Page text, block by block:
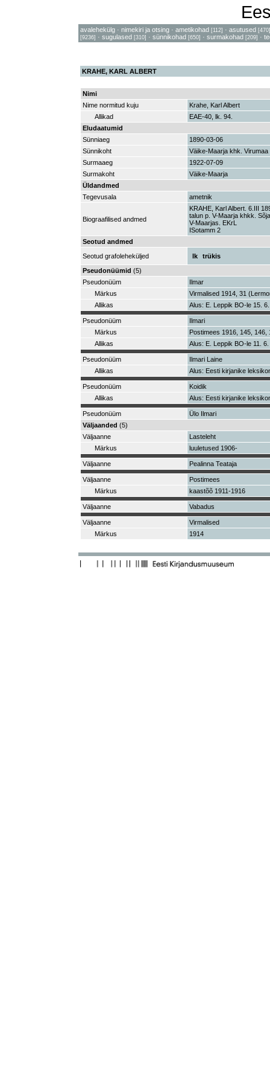
avalehekülg · nimekiri ja otsing · ametikohad [112] · asutused [470]
[9236] · sugulased [310] · sünnikohad [650] · surmakohad [209] ·
KRAHE, KARL ALBERT
Nimi
Nime normitud kuju
Krahe, Karl Albert
Allikad
EAE-40, lk. 94.
Eludaatumid
Sünniaeg
1890-03-06
Sünnikoht
Väike-Maarja khk. Virumaa
Surmaaeg
1922-07-09
Surmakoht
Väike-Maarja
Üldandmed
Tegevusala
ametnik
Biograafilised andmed
KRAHE, Karl Albert. 6.III
talun p. V-Maarja khkk.
V-Maarjas. EKrL
ISotamm 2
Seotud andmed
Seotud grafoleheküljed
lk
trükis
Pseudonüümid (5)
Pseudonüüm
Ilmar
Märkus
Virmalised 1914, 31
Allikas
Alus: E. Leppik BO-le 15.
Pseudonüüm
Ilmari
Märkus
Postimees 1916, 145,
Allikas
Alus: E. Leppik BO-le 11.
Pseudonüüm
Ilmari Laine
Allikas
Alus: Eesti kirjanike
Pseudonüüm
Koidik
Allikas
Alus: Eesti kirjanike
Pseudonüüm
Ülo Ilmari
Väljaanded (5)
Väljaanne
Lasteleht
Märkus
luuletused 1906-
Väljaanne Pealinna Teataja
Väljaanne
Postimees
Märkus
kaastõõ 1911-1916
Väljaanne Vabadus
Väljaanne
Virmalised
Märkus
1914